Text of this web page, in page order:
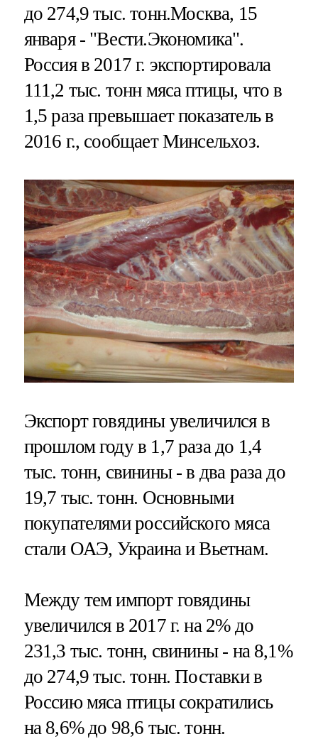
до 274,9 тыс. тонн.Москва, 15
января - "Вести.Экономика".
Россия в 2017 г. экспортировала
111,2 тыс. тонн мяса птицы, что в
1,5 раза превышает показатель в
2016 г., сообщает Минсельхоз.
Экспорт говядины увеличился в
прошлом году в 1,7 раза до 1,4
тыс. тонн, свинины - в два раза до
19,7 тыс. тонн. Основными
покупателями российского мяса
стали ОАЭ, Украина и Вьетнам.
Между тем импорт говядины
увеличился в 2017 г. на 2% до
231,3 тыс. тонн, свинины - на 8,1%
до 274,9 тыс. тонн. Поставки в
Россию мяса птицы сократились
на 8,6% до 98,6 тыс. тонн.